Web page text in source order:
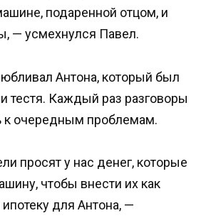
подаренной отцом, и
— усмехнулся Павел.
Антона, который был
тестя. Каждый раз разговоры
к очередным проблемам.
просят у нас денег, которые
чтобы внести их как
для Антона, —